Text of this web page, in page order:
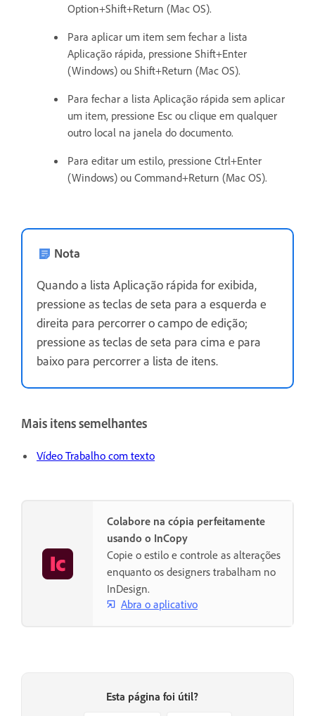
Option+Shift+Return (Mac OS).
Para aplicar um item sem fechar a lista
Aplicação rápida, pressione Shift+Enter
(Windows) ou Shift+Return (Mac OS).
Para fechar a lista Aplicação rápida sem aplicar
um item, pressione Esc ou clique em qualquer
outro local na janela do documento.
Para editar um estilo, pressione Ctrl+Enter
(Windows) ou Command+Return (Mac OS).
Nota
Quando a lista Aplicação rápida for exibida,
pressione as teclas de seta para a esquerda e
direita para percorrer o campo de edição;
pressione as teclas de seta para cima e para
baixo para percorrer a lista de itens.
Mais itens semelhantes
Vídeo Trabalho com texto
Colabore na cópia perfeitamente
usando o InCopy
Copie o estilo e controle as alterações
enquanto os designers trabalham no
InDesign.
Abra o aplicativo
Esta página foi útil?